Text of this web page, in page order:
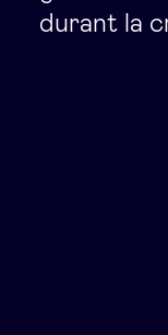
durant la